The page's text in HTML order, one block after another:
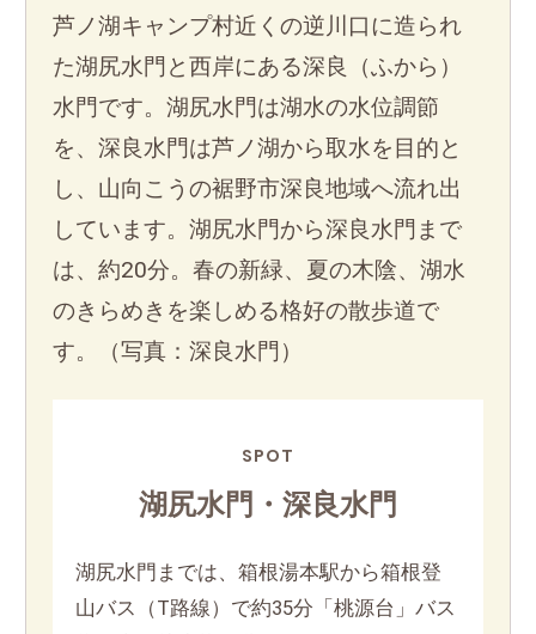
芦ノ湖キャンプ村近くの逆川口に造られ
た湖尻水門と西岸にある深良（ふから）
水門です。湖尻水門は湖水の水位調節
を、深良水門は芦ノ湖から取水を目的と
し、山向こうの裾野市深良地域へ流れ出
しています。湖尻水門から深良水門まで
は、約20分。春の新緑、夏の木陰、湖水
のきらめきを楽しめる格好の散歩道で
す。（写真：深良水門）
SPOT
湖尻水門・深良水門
湖尻水門までは、箱根湯本駅から箱根登
山バス（T路線）で約35分「桃源台」バス